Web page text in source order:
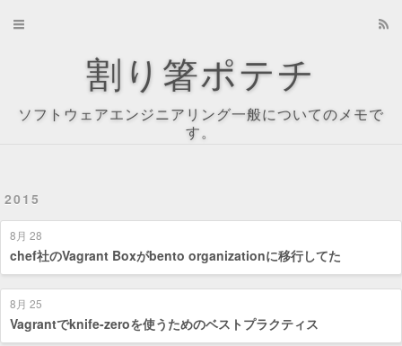
割り箸ポテチ
ソフトウェアエンジニアリング一般についてのメモで
す。
2015
8月 28
chef社のVagrant Boxがbento organizationに移行してた
8月 25
Vagrantでknife-zeroを使うためのベストプラクティス
Home
About
Tag Cloud
Tags
Categories